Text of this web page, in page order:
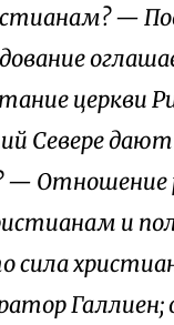
—
церкви
Севере
— Отношение
и
сила
Галлиен;